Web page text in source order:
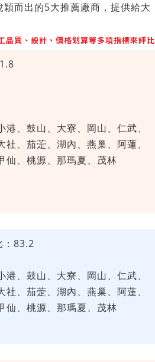
而出的5大推薦廠商，提供給大
品質、設計、價格划算等多項指標來評比
、鼓山、大寮、岡山、仁武、
、茄萣、湖內、燕巢、阿蓮、
仙、桃源、那瑪夏、茂林
：83.2
、鼓山、大寮、岡山、仁武、
、茄萣、湖內、燕巢、阿蓮、
仙、桃源、那瑪夏、茂林